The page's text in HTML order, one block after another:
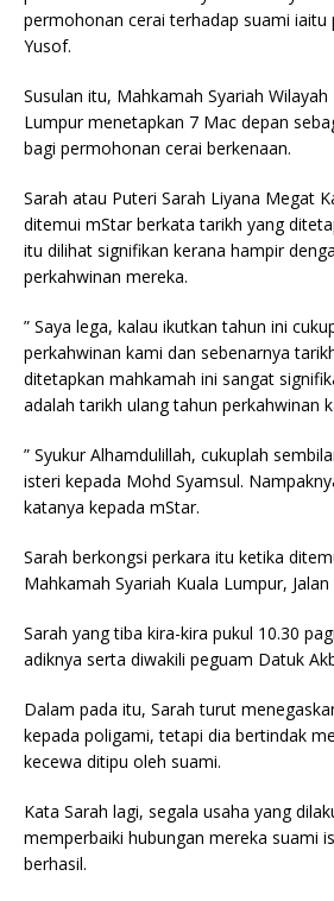
permohonan cerai terhadap suami iaitu
Yusof.
Susulan itu, Mahkamah Syariah
Lumpur menetapkan 7 Mac depan
bagi permohonan cerai berkenaan.
Sarah atau Puteri Sarah Liyana Megat
ditemui mStar berkata tarikh yang
itu dilihat signifikan kerana hampir
perkahwinan mereka.
” Saya lega, kalau ikutkan tahun ini
perkahwinan kami dan sebenarnya
ditetapkan mahkamah ini sangat
adalah tarikh ulang tahun perkahwinan
” Syukur Alhamdulillah, cukuplah
isteri kepada Mohd Syamsul.
katanya kepada mStar.
Sarah berkongsi perkara itu ketika
Mahkamah Syariah Kuala Lumpur,
Sarah yang tiba kira-kira pukul 10.30
adiknya serta diwakili peguam Datuk
Dalam pada itu, Sarah turut
kepada poligami, tetapi dia bertindak
kecewa ditipu oleh suami.
Kata Sarah lagi, segala usaha yang
memperbaiki hubungan mereka suami
berhasil.